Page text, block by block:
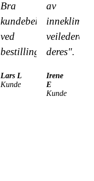
Bra
kundebehandling
ved
bestilling"
Lars L
Kunde
av
inneklima
veilederen
deres".
Irene
E
Kunde